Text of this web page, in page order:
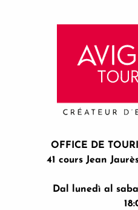
OFFICE DE
41 cours Jean
Dal lunedì al